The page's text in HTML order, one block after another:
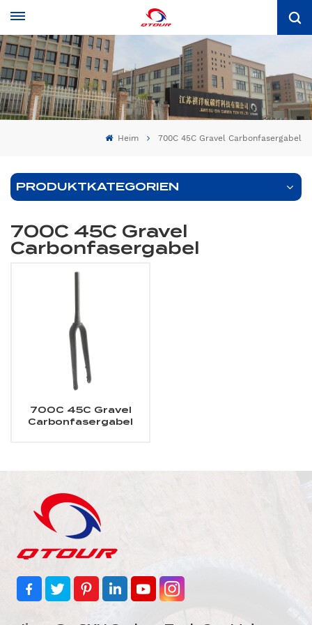
Heim 700C 45C Gravel Carbonfasergabel
PRODUKTKATEGORIEN
700C 45C Gravel
Carbonfasergabel
700C 45C Gravel
Carbonfasergabel